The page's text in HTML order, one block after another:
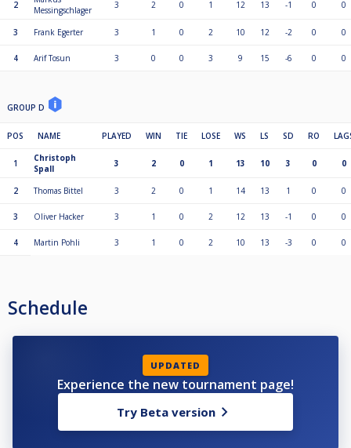
2
Messingschlager
3 2 0 1 12 13 -1 0 0
3 Frank Egerter 3 1 0 2 10 12 -2 0 0
4 Arif Tosun 3 0 0 3 9 15 -6 0 0
GROUP D
POS NAME PLAYED WIN TIE LOSE WS LS SD RO
1
Christoph
Spall
3 2 0 1 13 10 3 0 0
2 Thomas Bittel 3 2 0 1 14 13 1 0 0
3 Oliver Hacker 3 1 0 2 12 13 -1 0 0
4 Martin Pohli 3 1 0 2 10 13 -3 0 0
Schedule
UPDATED
Experience the new tournament page!
Try Beta version